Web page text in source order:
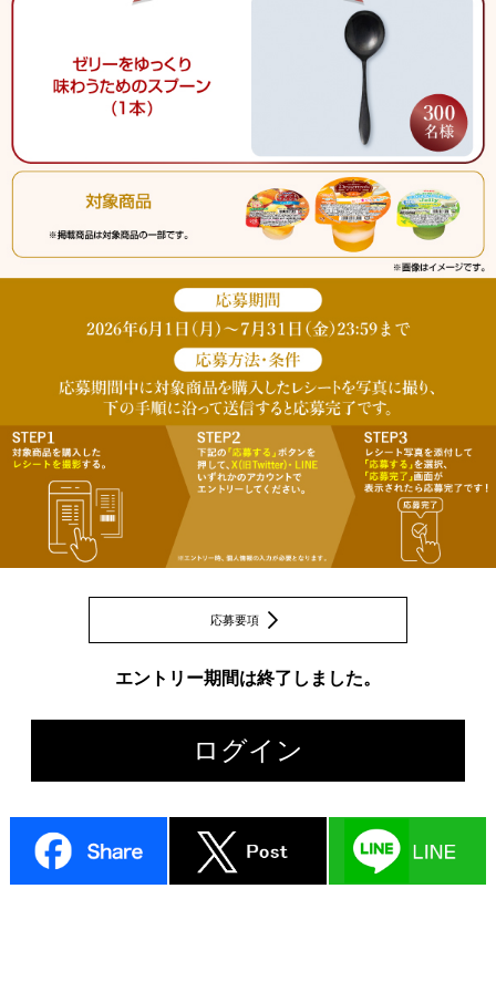
応募要項
エントリー期間は終了しました。
ログイン